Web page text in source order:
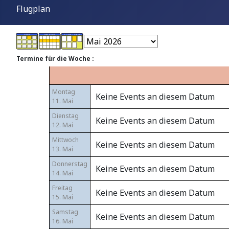
Flugplan
Termine für die Woche :
Montag
11. Mai
Keine Events an diesem Datum
Dienstag
12. Mai
Keine Events an diesem Datum
Mittwoch
13. Mai
Keine Events an diesem Datum
Donnerstag
14. Mai
Keine Events an diesem Datum
Freitag
15. Mai
Keine Events an diesem Datum
Samstag
16. Mai
Keine Events an diesem Datum